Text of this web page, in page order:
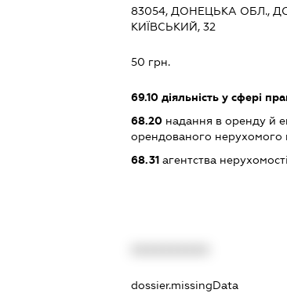
83054, ДОНЕЦЬКА ОБЛ.,
КИЇВСЬКИЙ, 32
50 грн.
69.10 діяльність у сфері
68.20 надання в оренду й
орендованого нерухомого
68.31 агентства нерухомості
dossier.missingData